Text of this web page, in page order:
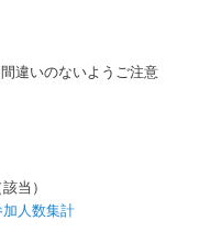
違いのないようご注意
当）
人数集計